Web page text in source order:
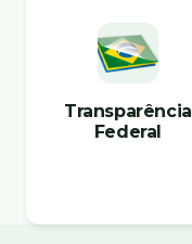
Transparência
Federal